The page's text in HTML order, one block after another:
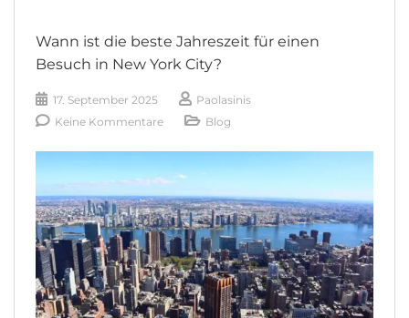
Wann ist die beste Jahreszeit für einen
Besuch in New York City?
17. September 2025
Paolasinis
Keine Kommentare
Blog